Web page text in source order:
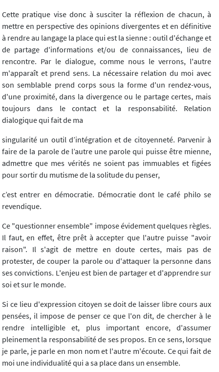
Cette pratique vise donc à susciter la réflexion de chacun, à
mettre en perspective des opinions divergentes et en définitive
à rendre au langage la place qui est la sienne : outil d'échange et
de partage d'informations et/ou de connaissances, lieu de
rencontre. Par le dialogue, comme nous le verrons, l'autre
m'apparaît et prend sens. La nécessaire relation du moi avec
son semblable prend corps sous la forme d'un rendez-vous,
d'une proximité, dans la divergence ou le partage certes, mais
toujours dans le contact et la responsabilité. Relation
dialogique qui fait de ma
singularité un outil d’intégration et de citoyenneté. Parvenir à
faire de la parole de l’autre une parole qui puisse être mienne,
admettre que mes vérités ne soient pas immuables et figées
pour sortir du mutisme de la solitude du penser,
c’est entrer en démocratie. Démocratie dont le café philo se
revendique.
Ce "questionner ensemble" impose évidement quelques règles.
Il faut, en effet, être prêt à accepter que l'autre puisse "avoir
raison". Il s'agit de mettre en doute certes, mais pas de
protester, de couper la parole ou d'attaquer la personne dans
ses convictions. L'enjeu est bien de partager et d'apprendre sur
soi et sur le monde.
Si ce lieu d'expression citoyen se doit de laisser libre cours aux
pensées, il impose de penser ce que l'on dit, de chercher à le
rendre intelligible et, plus important encore, d'assumer
pleinement la responsabilité de ses propos. En ce sens, lorsque
je parle, je parle en mon nom et l'autre m'écoute. Ce qui fait de
moi une individualité qui a sa place dans un ensemble.